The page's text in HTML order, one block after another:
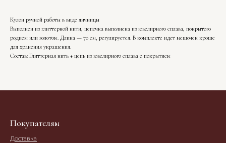
Кулон ручной работы в виде яичницы
Выполнен из глиттерной нити, цепочка выполнена из ювелирного сплава, покрытого
родием или золотом. Длина — 70 см, регулируется. В комплекте идет мешочек кроше
для хранения украшения.
Состав: Глиттерная нить + цепь из ювелирного сплава с покрытием
Покупателям
Доставка